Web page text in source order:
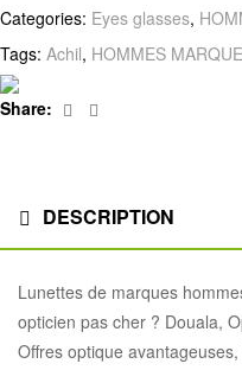
Categories: Eyes glasses,
Tags: Achil, HOMMES
Share: Facebook
DESCRIPTION
Lunettes de marques
opticien pas cher ? Douala,
Offres optique